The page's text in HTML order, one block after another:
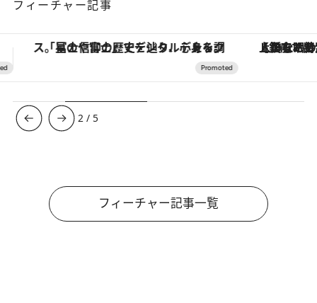
フィーチャー記事
【銀座で出合う最旬美容】美髪ケアや上質な眠り…セルフケアのアップデートから、特別な名入れギフトまで。大人のための「ReFa GINZA」クルーズ
3 / 5
フィーチャー記事一覧